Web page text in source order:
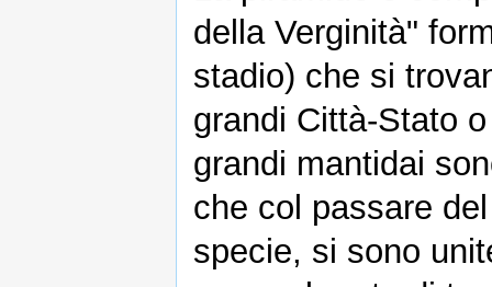
della Verginità"
stadio) che si
grandi Città-Stato
grandi mantidai
che col passare
specie, si sono